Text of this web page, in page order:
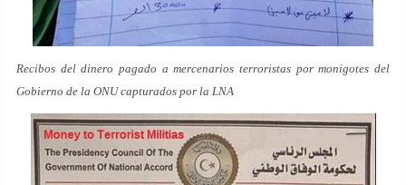
Recibos del dinero pagado a mercenarios terroristas por monigotes del
Gobierno de la ONU capturados por la LNA